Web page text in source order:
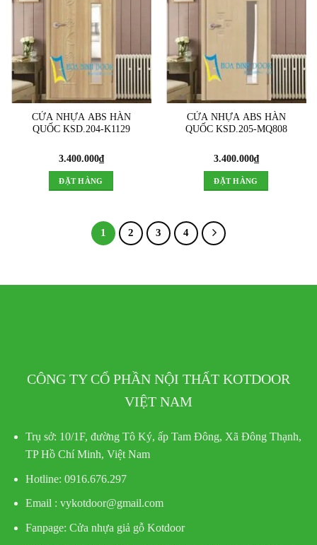
CỬA NHỰA ABS HÀN
QUỐC KSD.204-K1129
3.400.000₫
ĐẶT HÀNG
CỬA NHỰA ABS HÀN
QUỐC KSD.205-MQ808
3.400.000₫
ĐẶT HÀNG
1 2 3 4
CÔNG TY CỔ PHẦN NỘI THẤT KOTDOOR
VIỆT NAM
Trụ sở: 10/1F, đường Tô Ký, ấp Tam Đông, Xã Đông Thạnh,
TP Hồ Chí Minh, Việt Nam
Hotline: 0916.676.297
Email : vykotdoor@gmail.com
Fanpage: Cửa nhựa giả gỗ Kotdoor